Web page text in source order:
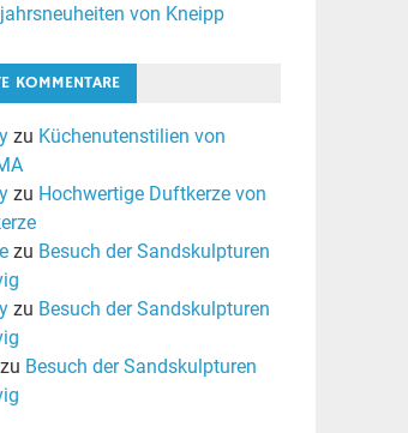
von Kneipp
KOMMENTARE
zu Küchenutenstilien von
zu Hochwertige Duftkerze von
zu Besuch der Sandskulpturen
zu Besuch der Sandskulpturen
zu Besuch der Sandskulpturen